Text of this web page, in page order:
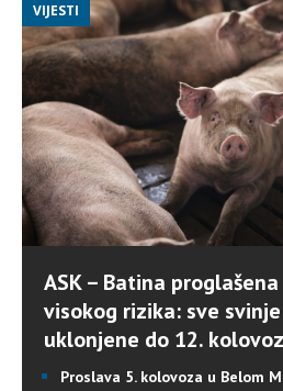
VIJESTI
ASK – Batina
visokog rizika: sve
uklonjene do 12.
Proslava 5. kolovoza u Belom